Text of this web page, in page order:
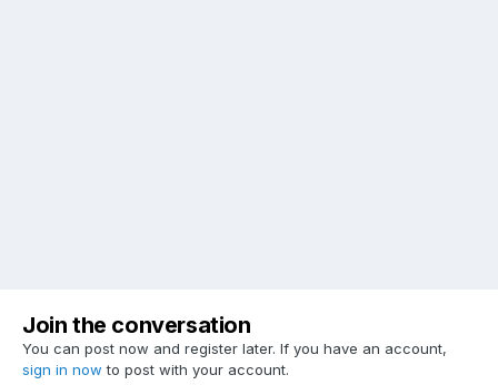
Join the conversation
You can post now and register later. If you have an account,
sign in now to post with your account.